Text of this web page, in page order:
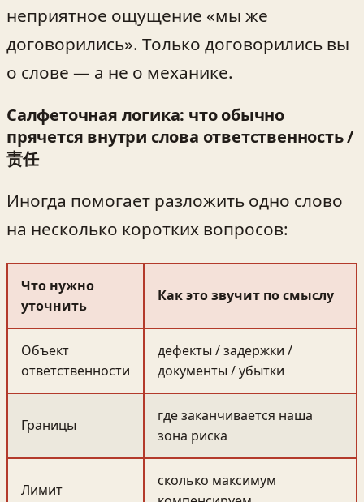
неприятное ощущение «мы же
договорились». Только договорились вы
о слове — а не о механике.
Салфеточная логика: что обычно
прячется внутри слова ответственность /
责任
Иногда помогает разложить одно слово
на несколько коротких вопросов:
Что нужно
уточнить
Как это звучит по смыслу
Объект
ответственности
дефекты / задержки /
документы / убытки
Границы
где заканчивается наша
зона риска
Лимит
сколько максимум